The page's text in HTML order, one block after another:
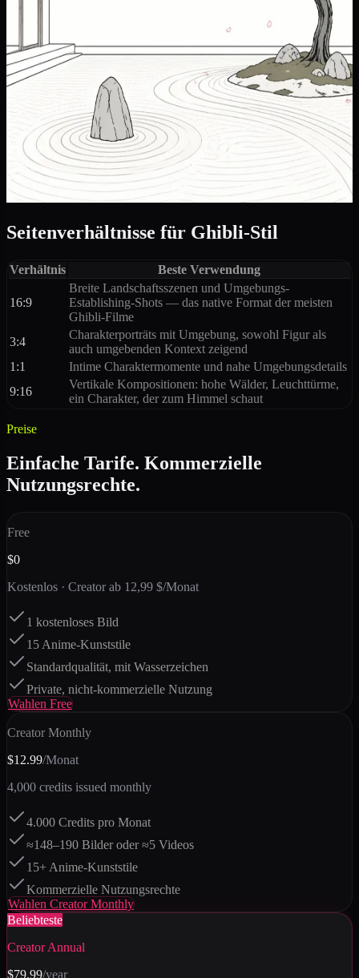
Seitenverhältnisse für Ghibli-Stil
Verhältnis Beste Verwendung
16:9
Breite Landschaftsszenen und Umgebungs-
Establishing-Shots — das native Format der meisten
Ghibli-Filme
3:4
Charakterporträts mit Umgebung, sowohl Figur als
auch umgebenden Kontext zeigend
1:1
Intime Charaktermomente und nahe Umgebungsdetails
9:16
Vertikale Kompositionen: hohe Wälder, Leuchttürme,
ein Charakter, der zum Himmel schaut
Preise
Einfache Tarife. Kommerzielle
Nutzungsrechte.
Free
$0
Kostenlos · Creator ab 12,99 $/Monat
1 kostenloses Bild
15 Anime-Kunststile
Standardqualität, mit Wasserzeichen
Private, nicht-kommerzielle Nutzung
Wahlen Free
Creator Monthly
$12.99/Monat
4,000 credits issued monthly
4.000 Credits pro Monat
≈148–190 Bilder oder ≈5 Videos
15+ Anime-Kunststile
Kommerzielle Nutzungsrechte
Wahlen Creator Monthly
Beliebteste
Creator Annual
$79.99/year